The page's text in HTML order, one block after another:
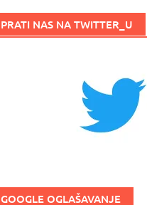
PRATI NAS NA TWITTER_U
GOOGLE OGLAŠAVANJE